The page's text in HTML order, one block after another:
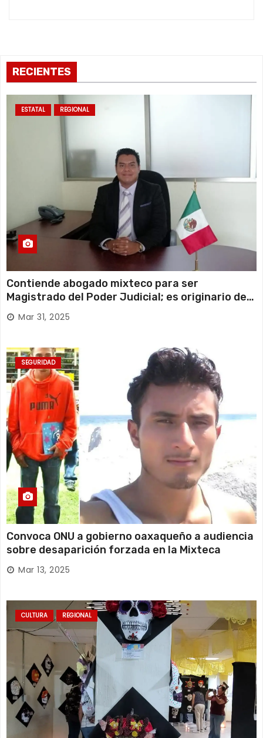
RECIENTES
ESTATAL REGIONAL
Contiende abogado mixteco para ser
Magistrado del Poder Judicial; es originario de
Huajuapan de León
Mar 31, 2025
SEGURIDAD
Convoca ONU a gobierno oaxaqueño a audiencia
sobre desaparición forzada en la Mixteca
Mar 13, 2025
CULTURA REGIONAL